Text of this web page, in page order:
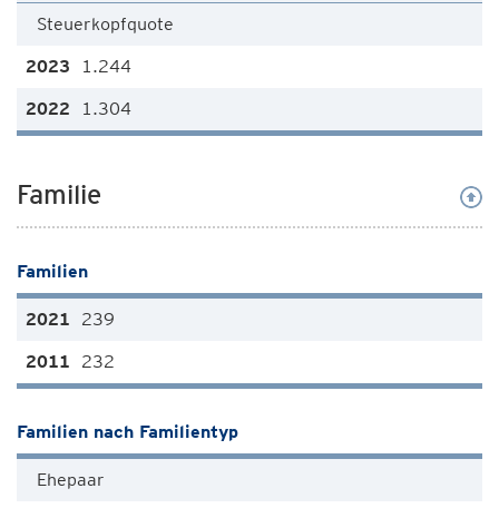
Steuerkopfquote
1.244
1.304
Familie
Familien
239
232
Familien nach Familientyp
Ehepaar